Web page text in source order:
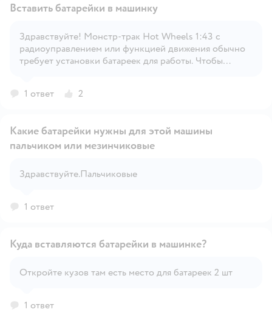
Открыть вопрос
Вставить батарейки в машинку
Здравствуйте! Монстр-трак Hot Wheels 1:43 с
радиоуправлением или функцией движения обычно
требует установки батареек для работы. Чтобы
Обычно он находится на нижней части машинки. Для
батарейки: Как правило, машинки Hot Wheels в
масштабе 1:43 используют 2 или 3 батарейки типа AA
вставляете батарейки правильно, соблюдая
полярность (+ и -). Закройте отсек: После того как
закрутите винт.
1 ответ 2
Открыть вопрос
Какие батарейки нужны для этой машины
пальчиком или мезинчиковые
Здравствуйте.Пальчиковые
1 ответ
Открыть вопрос
Куда вставляются батарейки в машинке?
Откройте кузов там есть место для батареек 2 шт
1 ответ